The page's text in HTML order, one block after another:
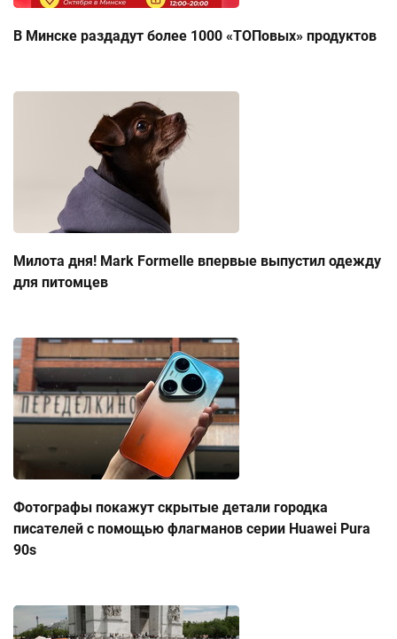
В Минске раздадут более 1000 «ТОПовых» продуктов
Милота дня! Mark Formelle впервые выпустил одежду
для питомцев
Фотографы покажут скрытые детали городка
писателей с помощью флагманов серии Huawei Pura
90s